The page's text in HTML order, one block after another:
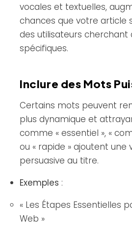
vocales et textuelles,
chances que votre article
des utilisateurs cherchant
spécifiques.
Inclure des Mots
Certains mots peuvent
plus dynamique et
comme « essentiel », «
ou « rapide » ajoutent une
persuasive au titre.
Exemples :
« Les Étapes Essentielles
Web »